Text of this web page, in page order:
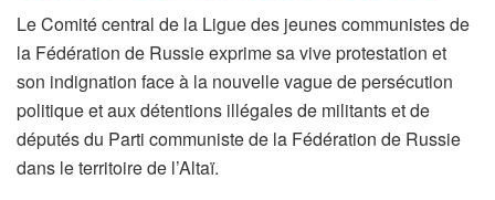
Le Comité central de la Ligue des jeunes communistes de
la Fédération de Russie exprime sa vive protestation et
son indignation face à la nouvelle vague de persécution
politique et aux détentions illégales de militants et de
députés du Parti communiste de la Fédération de Russie
dans le territoire de l’Altaï.